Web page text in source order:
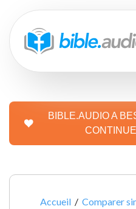
BIBLE.AUDIO A
Accueil /Comparer